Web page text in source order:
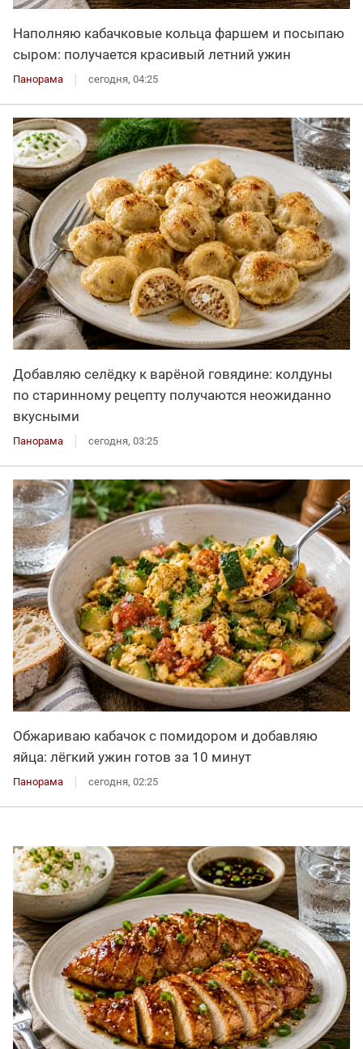
Наполняю кабачковые кольца фаршем и посыпаю
сыром: получается красивый летний ужин
Панорама сегодня, 04:25
Добавляю селёдку к варёной говядине: колдуны
по старинному рецепту получаются неожиданно
вкусными
Панорама сегодня, 03:25
Обжариваю кабачок с помидором и добавляю
яйца: лёгкий ужин готов за 10 минут
Панорама сегодня, 02:25